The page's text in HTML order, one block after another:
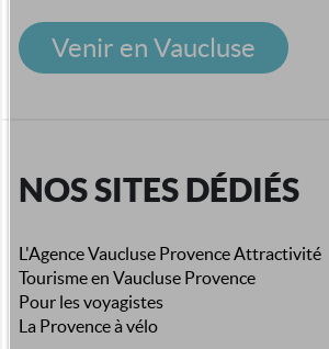
Venir en Vaucluse
NOS SITES DÉDIÉS
L'Agence Vaucluse Provence Attractivité
Tourisme en Vaucluse Provence
Pour les voyagistes
La Provence à vélo